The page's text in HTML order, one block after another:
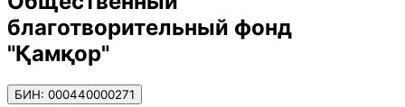
благотворительный фонд
"Қамқор"
БИН: 000440000271